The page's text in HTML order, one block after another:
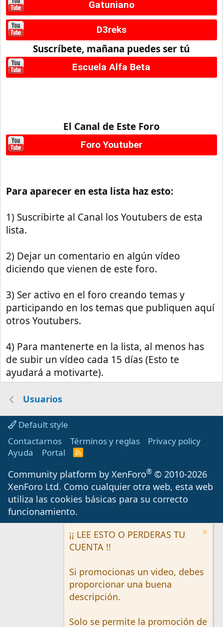
Gatuniano
D3reks
Suscríbete, mañana puedes ser tú
Escuela Alfa Beta
El Canal de Este Foro
Foro Youtuber
Para aparecer en esta lista haz esto:
1) Suscribirte al Canal los Youtubers de esta
lista.
2) Dejar un comentario en algún vídeo
diciendo que vienen de este foro.
3) Ser activo en el foro creando temas y
participando en los temas que publiquen aquí
otros Youtubers.
4) Para mantenerte en la lista, al menos has
de subir un vídeo cada 15 días (Esto te
ayudará a motivarte).
Usuarios
Default style
Contactarnos
Términos y reglas
Privacy policy
Ayuda
Portal
R
S
Community platform by XenForo® © 2010-2026
XenForo Ltd. Como cualquier otra web, esta web
utiliza las cookies básicas para su correcto
funcionamiento.
¡¡ LEE ESTO O PERDERAS TU
CUENTA !!
Si promocionas un video, debes
proporcionar una buena
descripción.
Solo se permite la promoción de